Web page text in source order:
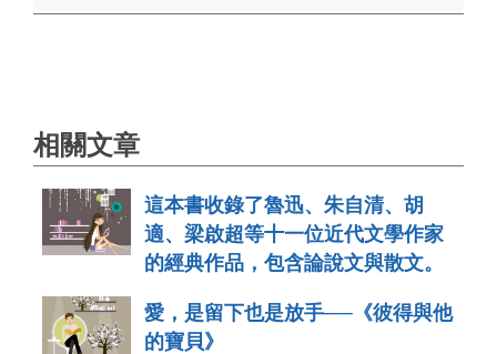
相關文章
這本書收錄了魯迅、朱自清、胡
適、梁啟超等十一位近代文學作家
的經典作品，包含論說文與散文。
愛，是留下也是放手──《彼得與他
的寶貝》